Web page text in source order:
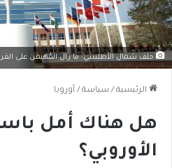
حلف شمال الأطلسي: ما زال المُهيمن على
الرئيسية / سياسة / أوروبا
هل هناك أمل
الأوروبي؟